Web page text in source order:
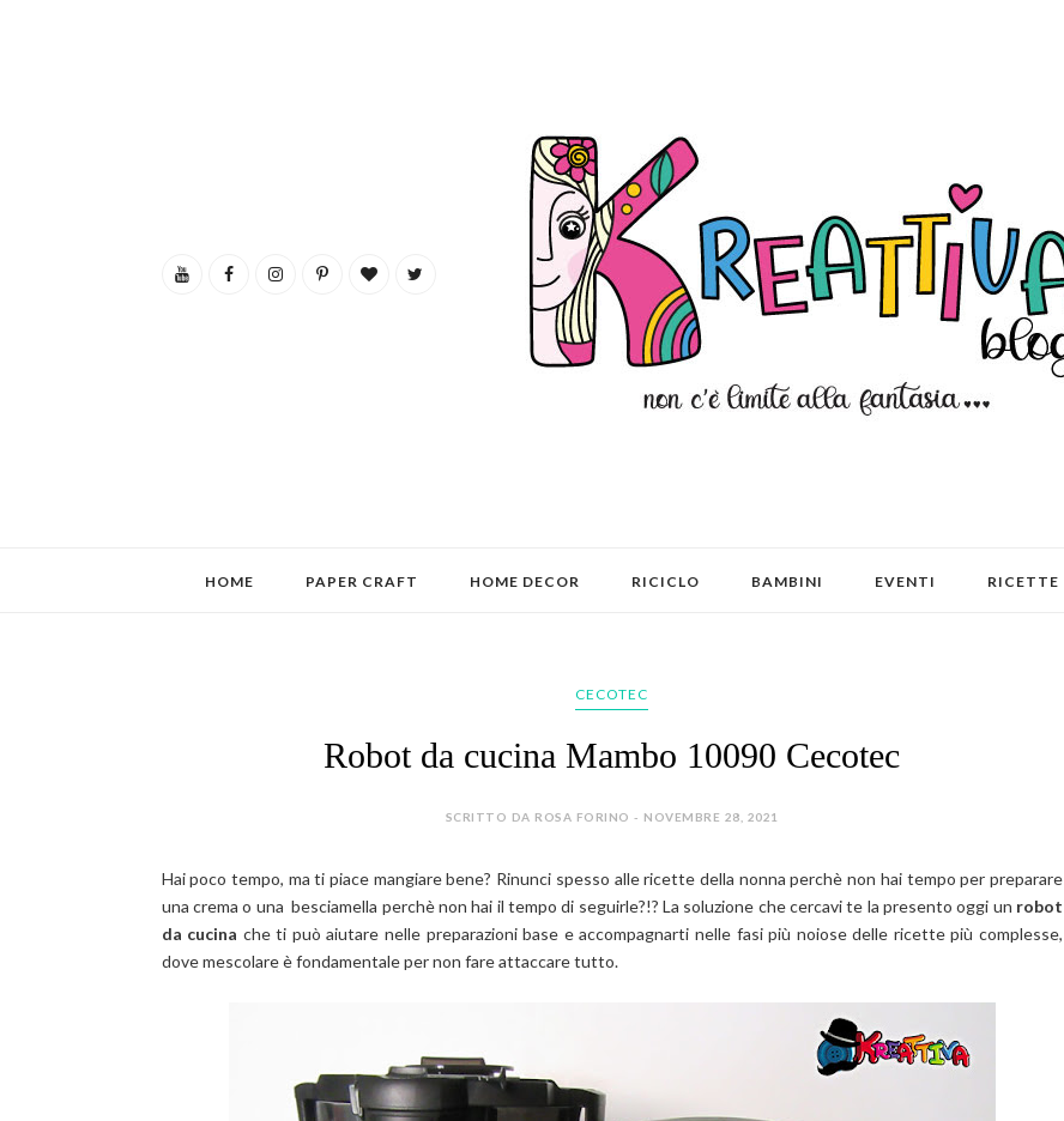
HOME PAPER CRAFT HOME DECOR RICICLO BAMBINI EVENTI RICETTE
CECOTEC
Robot da cucina Mambo 10090 Cecotec
SCRITTO DA ROSA FORINO - NOVEMBRE 28, 2021
Hai poco tempo, ma ti piace mangiare bene? Rinunci spesso alle ricette della nonna perchè non hai tempo per preparare
una crema o una besciamella perchè non hai il tempo di seguirle?!? La soluzione che cercavi te la presento oggi un robot
da cucina che ti può aiutare nelle preparazioni base e accompagnarti nelle fasi più noiose delle ricette più complesse,
dove mescolare è fondamentale per non fare attaccare tutto.